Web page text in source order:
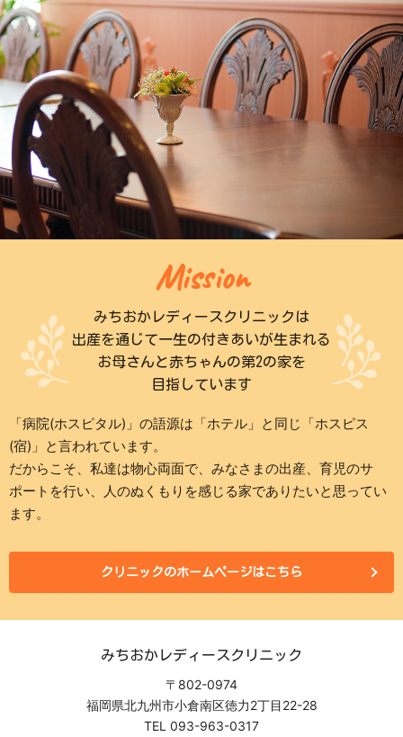
Mission
みちおかレディースクリニックは
出産を通じて一生の付きあいが生まれる
お母さんと赤ちゃんの第2の家を
目指しています
「病院(ホスピタル)」の語源は「ホテル」と同じ「ホスピス
(宿)」と言われています。
だからこそ、私達は物心両面で、みなさまの出産、育児のサ
ポートを行い、人のぬくもりを感じる家でありたいと思ってい
ます。
クリニックのホームページはこちら
みちおかレディースクリニック
〒802-0974
福岡県北九州市小倉南区徳力2丁目22-28
TEL 093-963-0317